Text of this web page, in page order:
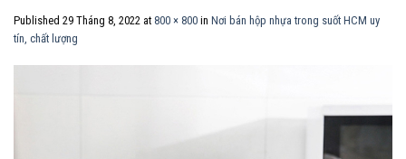
Published 29 Tháng 8, 2022 at 800 × 800 in Nơi bán hộp nhựa trong suốt HCM uy
tín, chất lượng